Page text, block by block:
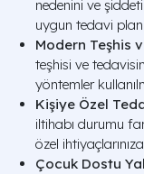
nedenini ve
uygun tedavi
Modern Teşhis
teşhisi ve
yöntemler
Kişiye Özel
iltihabı durumu
özel
Çocuk Dostu